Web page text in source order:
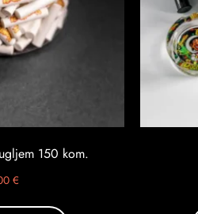
150 kom.
€